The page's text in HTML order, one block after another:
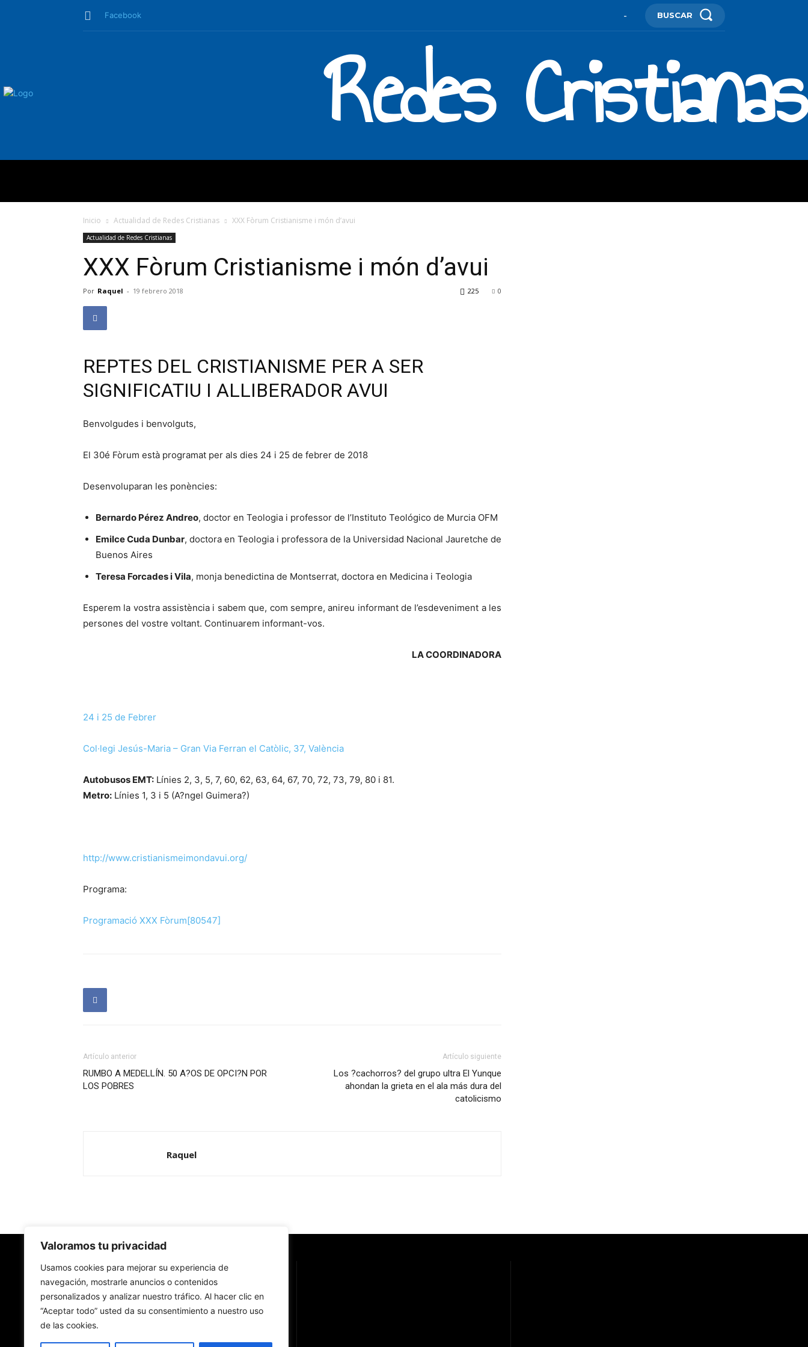
Valoramos tu privacidad
Usamos cookies para mejorar su experiencia de
navegación, mostrarle anuncios o contenidos
personalizados y analizar nuestro tráfico. Al hacer clic en
“Aceptar todo” usted da su consentimiento a nuestro uso
de las cookies.
Facebook - BUSCAR
Redes Cristianas
Inicio Actualidad de Redes Cristianas XXX Fòrum Cristianisme i món d’avui
Actualidad de Redes Cristianas
XXX Fòrum Cristianisme i món d’avui
Por Raquel - 19 febrero 2018 0
225
REPTES DEL CRISTIANISME PER A SER
SIGNIFICATIU I ALLIBERADOR AVUI
Benvolgudes i benvolguts,
El 30é Fòrum està programat per als dies 24 i 25 de febrer de 2018
Desenvoluparan les ponències:
Bernardo Pérez Andreo, doctor en Teologia i professor de l’Instituto Teológico de Murcia OFM
Emilce Cuda Dunbar, doctora en Teologia i professora de la Universidad Nacional Jauretche de
Buenos Aires
Teresa Forcades i Vila, monja benedictina de Montserrat, doctora en Medicina i Teologia
Esperem la vostra assistència i sabem que, com sempre, anireu informant de l’esdeveniment a les
persones del vostre voltant. Continuarem informant-vos.
LA COORDINADORA
24 i 25 de Febrer
Col·legi Jesús-Maria – Gran Via Ferran el Catòlic, 37, València
Autobusos EMT: Línies 2, 3, 5, 7, 60, 62, 63, 64, 67, 70, 72, 73, 79, 80 i 81.
Metro: Línies 1, 3 i 5 (A?ngel Guimera?)
http://www.cristianismeimondavui.org/
Programa:
Programació XXX Fòrum[80547]
Artículo anterior
RUMBO A MEDELLÍN. 50 A?OS DE OPCI?N POR
LOS POBRES
Artículo siguiente
Los ?cachorros? del grupo ultra El Yunque
ahondan la grieta en el ala más dura del
catolicismo
Raquel
Redes Cristianas
Una mirada alternativa sobre la Iglesia católica y la
- Colectivos de Redes Cristianas